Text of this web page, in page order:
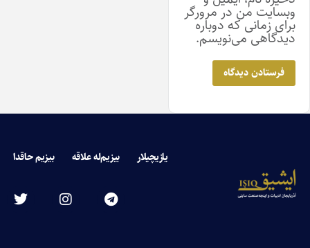
وبسایت من در مرورگر
برای زمانی که دوباره
دیدگاهی می‌نویسم.
یازیچیلار بیزیم‌له علاقه بیزیم حاقدا